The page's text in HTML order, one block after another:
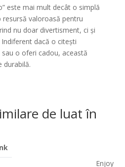
este mai mult decât o simplă
valoroasă pentru
nu doar divertisment, ci și
dacă o citești
o oferi cadou, această
durabilă.
de luat în
Enjoy